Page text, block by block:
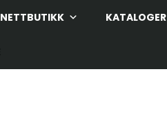
NETTBUTIKK KATALOGER